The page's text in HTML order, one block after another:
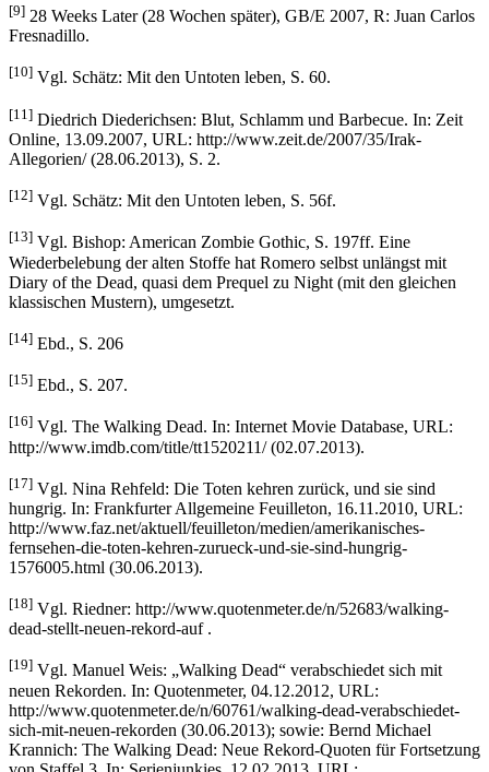
[9] 28 Weeks Later (28 Wochen später), GB/E 2007, R: Juan Carlos
Fresnadillo.
[10] Vgl. Schätz: Mit den Untoten leben, S. 60.
[11] Diedrich Diederichsen: Blut, Schlamm und Barbecue. In: Zeit
Online, 13.09.2007, URL: http://www.zeit.de/2007/35/Irak-
Allegorien/ (28.06.2013), S. 2.
[12] Vgl. Schätz: Mit den Untoten leben, S. 56f.
[13] Vgl. Bishop: American Zombie Gothic, S. 197ff. Eine
Wiederbelebung der alten Stoffe hat Romero selbst unlängst mit
Diary of the Dead, quasi dem Prequel zu Night (mit den gleichen
klassischen Mustern), umgesetzt.
[14] Ebd., S. 206
[15] Ebd., S. 207.
[16] Vgl. The Walking Dead. In: Internet Movie Database, URL:
http://www.imdb.com/title/tt1520211/ (02.07.2013).
[17] Vgl. Nina Rehfeld: Die Toten kehren zurück, und sie sind
hungrig. In: Frankfurter Allgemeine Feuilleton, 16.11.2010, URL:
http://www.faz.net/aktuell/feuilleton/medien/amerikanisches-
fernsehen-die-toten-kehren-zurueck-und-sie-sind-hungrig-
1576005.html (30.06.2013).
[18] Vgl. Riedner: http://www.quotenmeter.de/n/52683/walking-
dead-stellt-neuen-rekord-auf .
[19] Vgl. Manuel Weis: „Walking Dead“ verabschiedet sich mit
neuen Rekorden. In: Quotenmeter, 04.12.2012, URL:
http://www.quotenmeter.de/n/60761/walking-dead-verabschiedet-
sich-mit-neuen-rekorden (30.06.2013); sowie: Bernd Michael
Krannich: The Walking Dead: Neue Rekord-Quoten für Fortsetzung